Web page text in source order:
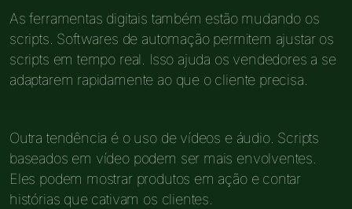
As ferramentas digitais também estão mudando os
scripts. Softwares de automação permitem ajustar os
scripts em tempo real. Isso ajuda os vendedores a se
adaptarem rapidamente ao que o cliente precisa.
Outra tendência é o uso de vídeos e áudio. Scripts
baseados em vídeo podem ser mais envolventes.
Eles podem mostrar produtos em ação e contar
histórias que cativam os clientes.